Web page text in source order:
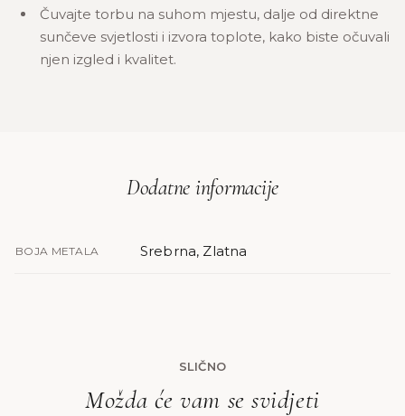
Čuvajte torbu na suhom mjestu, dalje od direktne
sunčeve svjetlosti i izvora toplote, kako biste očuvali
njen izgled i kvalitet.
Dodatne informacije
BOJA METALA Srebrna, Zlatna
SLIČNO
Možda će vam se svidjeti